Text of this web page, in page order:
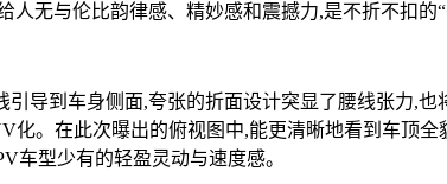
无与伦比韵律感、精妙感和震撼力,是不折不扣的“
到车身侧面,夸张的折面设计突显了腰线张力,也
化。在此次曝出的俯视图中,能更清晰地看到车顶
车型少有的轻盈灵动与速度感。